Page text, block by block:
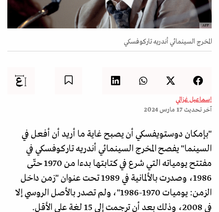
AFP
المخرج السينمائي أندريه تاركوفسكي
إسماعيل غزالي
آخر تحديث17 مارس 2024
"بإمكان دوستويفسكي أن يصبح غاية ما أريد أن أفعل في
السينما" يفصح المخرج السينمائي أندريه تاركوفسكي في
مفتتح يومياته التي شرع في كتابتها بدءا من 1970 حتّى
1986، وصدرت بالألمانية في 1989 تحت عنوان "زمن داخل
الزمن: يوميات 1970-1986"، ولم تصدر بالأصل الروسي إلا
في 2008، وذلك بعد أن ترجمت إلى 15 لغة على الأقل.